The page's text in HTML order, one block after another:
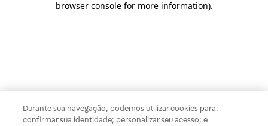
browser console for more information).
Durante sua navegação, podemos utilizar cookies para:
confirmar sua identidade; personalizar seu acesso; e